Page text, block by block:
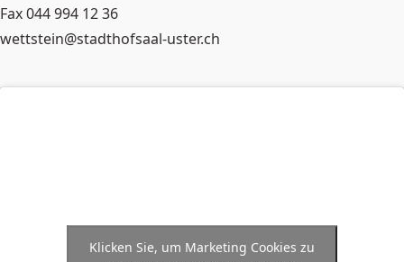
Fax 044 994 12 36
wettstein@stadthofsaal-uster.ch
Klicken Sie, um Marketing Cookies zu